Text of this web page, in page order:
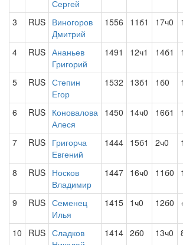
Сергей
3 RUS Виногоров
Дмитрий
1556 11б1 17ч0
4 RUS Ананьев
Григорий
1491 12ч1 14б1
5 RUS Степин
Егор
1532 13б1 1б0
6 RUS Коновалова
Алеся
1450 14ч0 16б1
7 RUS Григорча
Евгений
1444 15б1 2ч0
8 RUS Носков
Владимир
1447 16ч0 11б0
9 RUS Семенец
Илья
1415 1ч0 12б0
10 RUS Сладков
1414 2б0 13ч0